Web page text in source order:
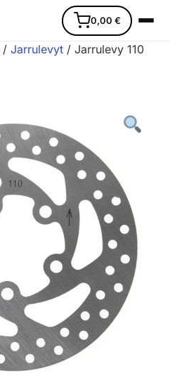
0,00 €
/ Jarrulevyt / Jarrulevy 110